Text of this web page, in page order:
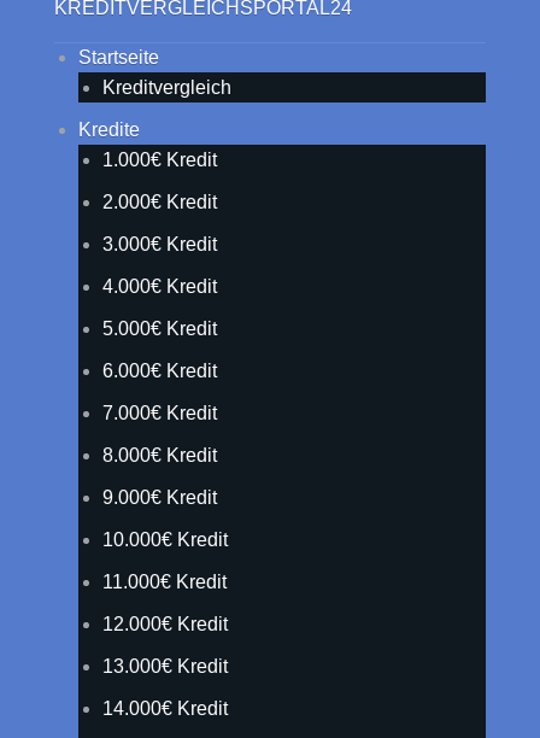
KREDITVERGLEICHSPORTAL24
Startseite
Kreditvergleich
Kredite
1.000€ Kredit
2.000€ Kredit
3.000€ Kredit
4.000€ Kredit
5.000€ Kredit
6.000€ Kredit
7.000€ Kredit
8.000€ Kredit
9.000€ Kredit
10.000€ Kredit
11.000€ Kredit
12.000€ Kredit
13.000€ Kredit
14.000€ Kredit